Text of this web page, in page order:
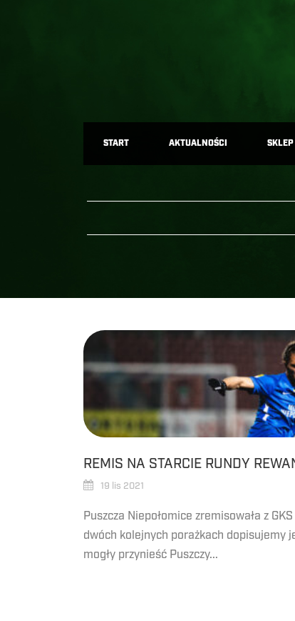
START AKTUALNOŚCI SKLEP
REMIS NA STARCIE RUNDY
19 lis 2021
Puszcza Niepołomice zremisowała z
dwóch kolejnych porażkach dopisujemy
mogły przynieść Puszczy...